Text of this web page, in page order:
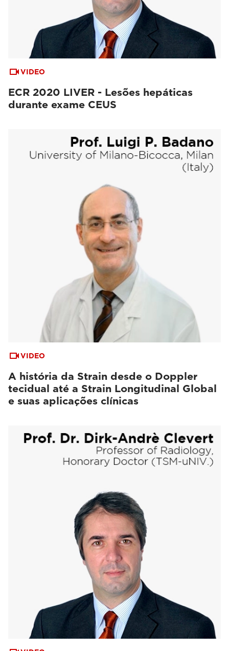
VIDEO
ECR 2020 LIVER - Lesões hepáticas
durante exame CEUS
VIDEO
A história da Strain desde o Doppler
tecidual até a Strain Longitudinal Global
e suas aplicações clínicas